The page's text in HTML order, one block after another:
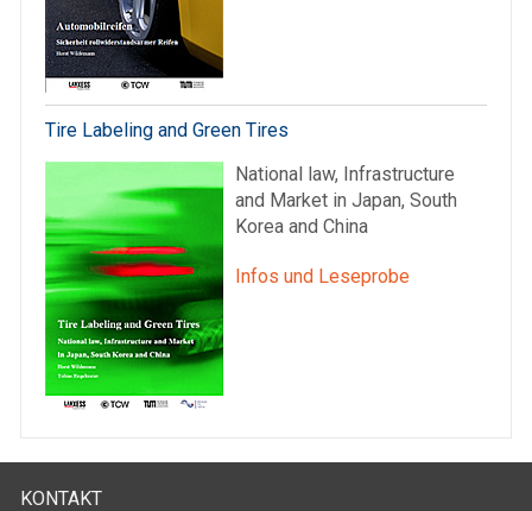
Tire Labeling and Green Tires
National law, Infrastructure
and Market in Japan, South
Korea and China
Infos und Leseprobe
KONTAKT